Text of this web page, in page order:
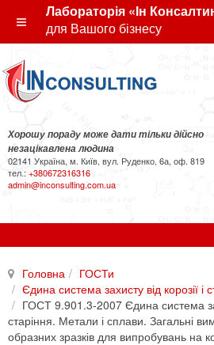
Лабораторія «Ін
для Вашого бізнесу
Хорошу пораду може дати тільки дійсно
незацікавлена людина
02141 Україна, м. Київ, вул. Руденко, 6а, оф. 819
тел.: +380672316316
admin@inconsulting.com.ua
Головна
ГОСТи
Єдина система захисту від корозії і
ГОСТ 9.901.3-2007 Єдина система
старіння. Метали і сплави. Загальні
образних зразків для випробувань на